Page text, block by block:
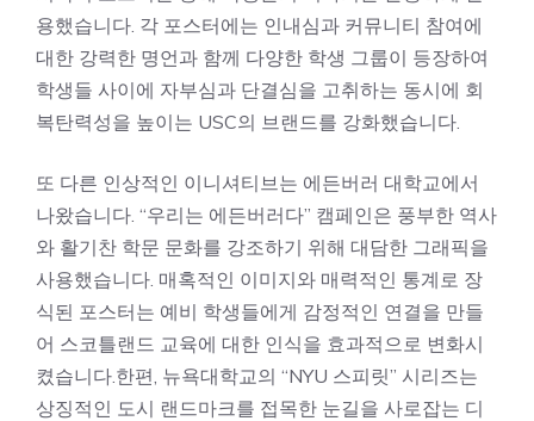
용했습니다. 각 포스터에는 인내심과 커뮤니티 참여에
대한 강력한 명언과 함께 다양한 학생 그룹이 등장하여
학생들 사이에 자부심과 단결심을 고취하는 동시에 회
복탄력성을 높이는 USC의 브랜드를 강화했습니다.
또 다른 인상적인 이니셔티브는 에든버러 대학교에서
나왔습니다. “우리는 에든버러다” 캠페인은 풍부한 역사
와 활기찬 학문 문화를 강조하기 위해 대담한 그래픽을
사용했습니다. 매혹적인 이미지와 매력적인 통계로 장
식된 포스터는 예비 학생들에게 감정적인 연결을 만들
어 스코틀랜드 교육에 대한 인식을 효과적으로 변화시
켰습니다.한편, 뉴욕대학교의 “NYU 스피릿” 시리즈는
상징적인 도시 랜드마크를 접목한 눈길을 사로잡는 디